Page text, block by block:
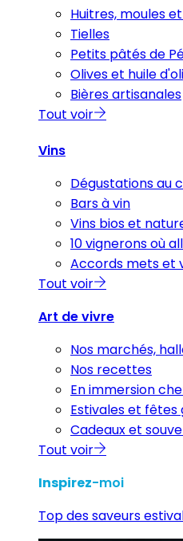
Huitres, moules
Tielles
Petits pâtés de
Olives et huile
Bières artisanales
Tout voir
Vins
Dégustations au
Bars à vin
Vins bios et
10 vignerons où
Accords mets et
Tout voir
Art de vivre
Nos marchés,
Nos recettes
En immersion
Estivales et fêtes
Cadeaux et
Tout voir
Inspirez-moi
Top des saveurs